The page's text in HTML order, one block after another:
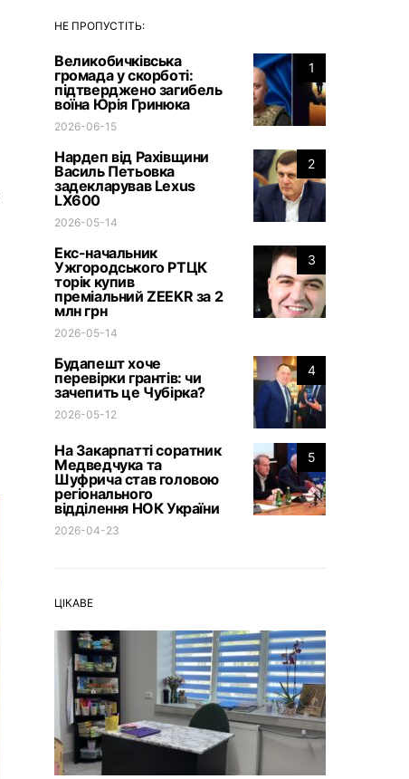
НЕ ПРОПУСТІТЬ:
1
Великобичківська
громада у скорботі:
підтверджено загибель
воїна Юрія Гринюка
2026-06-15
2
Нардеп від Рахівщини
Василь Петьовка
задекларував Lexus
LX600
2026-05-14
3
Екс-начальник
Ужгородського РТЦК
торік купив
преміальний ZEEKR за 2
млн грн
2026-05-14
4
Будапешт хоче
перевірки грантів: чи
зачепить це Чубірка?
2026-05-12
5
На Закарпатті соратник
Медведчука та
Шуфрича став головою
регіонального
відділення НОК України
2026-04-23
ЦІКАВЕ